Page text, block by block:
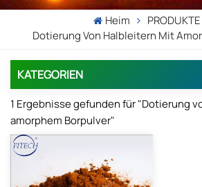
Heim
PRODUKTE
Dotierung Von Halbleitern Mit
KATEGORIEN
1 Ergebnisse gefunden für "Dotierung
amorphem Borpulver"